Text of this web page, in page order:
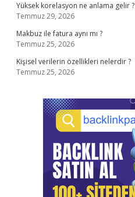
Yüksek korelasyon ne anlama gelir ?
Temmuz 29, 2026
Makbuz ile fatura aynı mı ?
Temmuz 25, 2026
Kişisel verilerin özellikleri nelerdir ?
Temmuz 25, 2026